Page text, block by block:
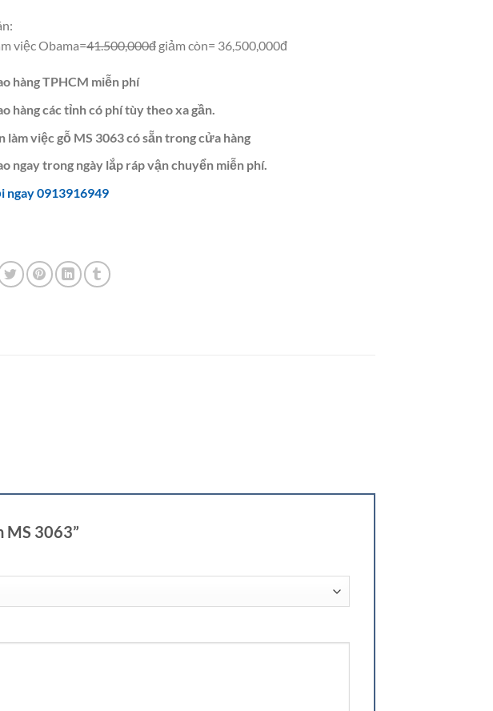
việc Obama=41.500,000đ giảm còn= 36,500,000đ
hàng TPHCM miễn phí
hàng các tỉnh có phí tùy theo xa gần.
làm việc gỗ MS 3063 có sẵn trong cửa hàng
ngay trong ngày lắp ráp vận chuyển miễn phí.
ngay 0913916949
MS 3063”